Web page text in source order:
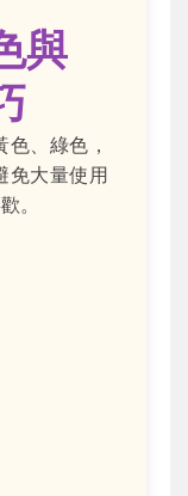
與
、綠色，
免大量使用
。